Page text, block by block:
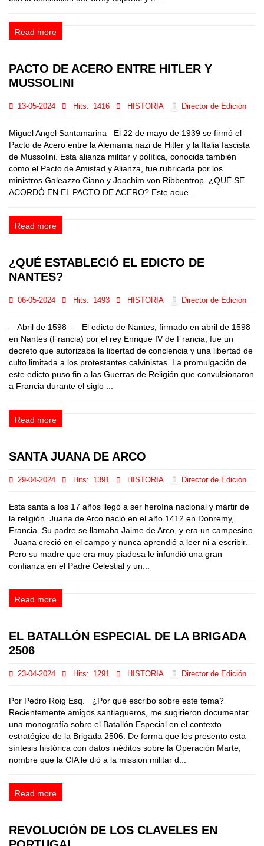
Read more
PACTO DE ACERO ENTRE HITLER Y
MUSSOLINI
13-05-2024 Hits: 1416 HISTORIA Director de Edición
Miguel Angel Santamarina El 22 de mayo de 1939 se firmó el
Pacto de Acero entre la Alemania nazi de Hitler y la Italia fascista
de Mussolini. Esta alianza militar y política, conocida también
como el Pacto de Amistad y Alianza, fue rubricada por los
ministros Galeazzo Ciano y Joachim von Ribbentrop. ¿QUÉ SE
ACORDÓ EN EL PACTO DE ACERO? Este acue...
Read more
¿QUÉ ESTABLECIÓ EL EDICTO DE
NANTES?
06-05-2024 Hits: 1493 HISTORIA Director de Edición
—Abril de 1598— El edicto de Nantes, firmado en abril de 1598
en Nantes (Francia) por el rey Enrique IV de Francia, fue un
decreto que autorizaba la libertad de conciencia y una libertad de
culto limitada a los protestantes calvinistas. La promulgación de
este edicto puso fin a las Guerras de Religión que convulsionaron
a Francia durante el siglo ...
Read more
SANTA JUANA DE ARCO
29-04-2024 Hits: 1391 HISTORIA Director de Edición
Esta santa a los 17 años llegó a ser heroína nacional y mártir de
la religión. Juana de Arco nació en el año 1412 en Donremy,
Francia. Su padre se llamaba Jaime de Arco, y era un campesino.
Juana creció en el campo y nunca aprendió a leer ni a escribir.
Pero su madre que era muy piadosa le infundió una gran
confianza en el Padre Celestial y un...
Read more
EL BATALLÓN ESPECIAL DE LA BRIGADA
2506
23-04-2024 Hits: 1291 HISTORIA Director de Edición
Por Pedro Roig Esq. ¿Por qué escribo sobre este tema?
Recientemente amigos santiagueros, me sugirieron documentar
una monografía sobre el Batallón Especial en el contexto
estratégico de la Brigada 2506. De forma que les presento esta
síntesis histórica con datos inéditos sobre la Operación Marte,
nombre que la CIA le dió a la mission militar d...
Read more
REVOLUCIÓN DE LOS CLAVELES EN